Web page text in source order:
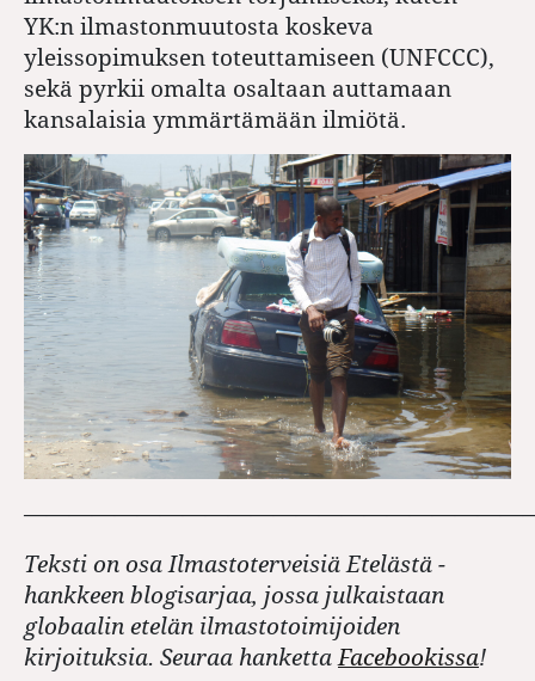
YK:n ilmastonmuutosta koskeva
yleissopimuksen toteuttamiseen (UNFCCC),
sekä pyrkii omalta osaltaan auttamaan
kansalaisia ymmärtämään ilmiötä.
Teksti on osa Ilmastoterveisiä Etelästä -
hankkeen blogisarjaa, jossa julkaistaan
globaalin etelän ilmastotoimijoiden
kirjoituksia. Seuraa hankettaFacebookissa!